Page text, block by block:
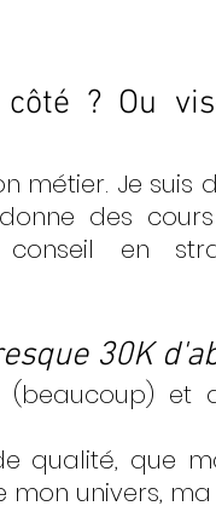
? Ou
métier. Je suis
des cours
en
30K
(beaucoup) et
qualité, que
univers,